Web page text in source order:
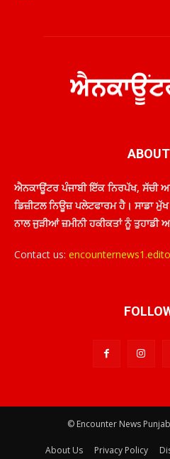
ਐਨਕਾਊਂਟਰ ਪੰਜਾਬੀ ਇੱਕ ਨਿਰਪੱਖ, ਸੱਚੀ
ਡਿਜ਼ੀਟਲ ਨਿਊਜ਼ ਪਲੇਟਫਾਰਮ ਹੈ। ਸਾਡਾ
ਨਾਲ ਜੁੜੀਆਂ ਜ਼ਮੀਨੀ ਹਕੀਕਤਾਂ ਨੂੰ ਤੁਹਾਡੀ
Contact us:
© Encounter News
About Us Privacy Policy